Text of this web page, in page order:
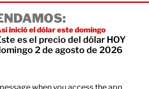
inició el dólar este domingo
es el precio del dólar HOY
2 de agosto de 2026
when you access the app.